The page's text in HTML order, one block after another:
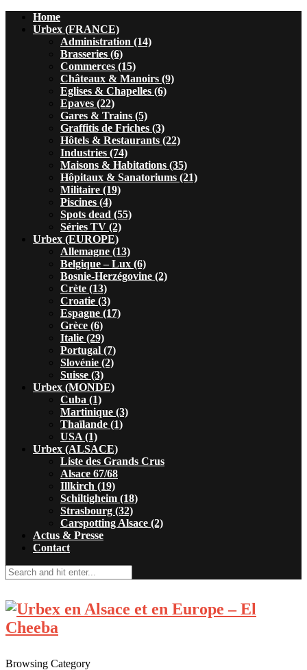
Home
Urbex (FRANCE)
Administration (14)
Brasseries (6)
Commerces (15)
Châteaux & Manoirs (9)
Eglises & Chapelles (6)
Epaves (22)
Gares & Trains (5)
Graffitis de Friches (3)
Hôtels & Restaurants (22)
Industries (74)
Maisons & Habitations (35)
Hôpitaux & Sanatoriums (21)
Militaire (19)
Piscines (4)
Spots dead (55)
Séries TV (2)
Urbex (EUROPE)
Allemagne (13)
Belgique – Lux (6)
Bosnie-Herzégovine (2)
Crète (13)
Croatie (3)
Espagne (17)
Grèce (6)
Italie (29)
Portugal (7)
Slovénie (2)
Suisse (3)
Urbex (MONDE)
Cuba (1)
Martinique (3)
Thaïlande (1)
USA (1)
Urbex (ALSACE)
Liste des Grands Crus
Alsace 67/68
Illkirch (19)
Schiltigheim (18)
Strasbourg (32)
Carspotting Alsace (2)
Actus & Presse
Contact
Browsing Category